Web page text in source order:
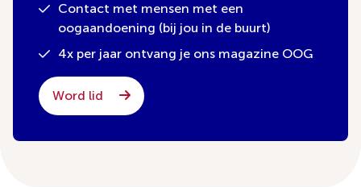
Contact met mensen met een
oogaandoening (bij jou in de buurt)
4x per jaar ontvang je ons magazine OOG
Word lid